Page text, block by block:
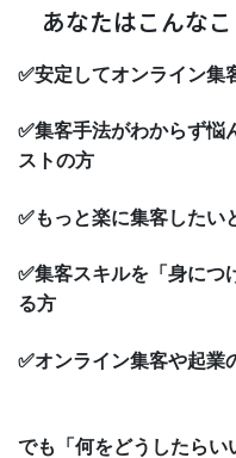
あなたはこんな
✅安定してオンライン集
✅集客手法がわからず悩
ストの方
✅もっと楽に集客したい
✅集客スキルを「身につ
る方
✅オンライン集客や起業
でも「何をどうしたらい